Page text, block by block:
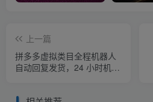
上一篇
拼多多虚拟类目全程机器人
自动回复发货，24 小时机器